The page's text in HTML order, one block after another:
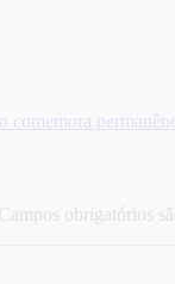
comemora
Campos obrigatórios